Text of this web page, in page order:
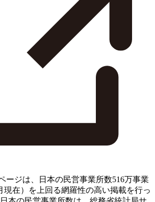
ージは、日本の民営事業所数516万事業
現在）を上回る網羅性の高い掲載を行っ